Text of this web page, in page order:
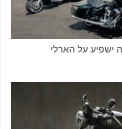
ישפיע על הארלי